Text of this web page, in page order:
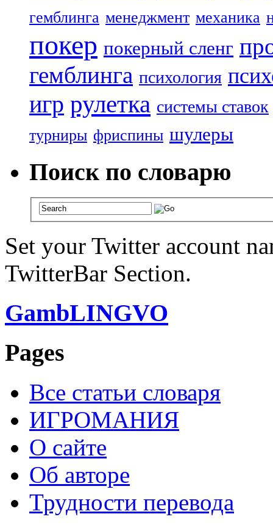
гемблинга менеджмент механика
покер покерный сленг
гемблинга психология
игр рулетка системы ставок
турниры фриспины шулеры
Поиск по словарю
Set your Twitter account
TwitterBar Section.
GambLINGVO
Pages
Все статьи словаря
ИГРОМАНИЯ
О сайте
Об авторе
Трудности перевода